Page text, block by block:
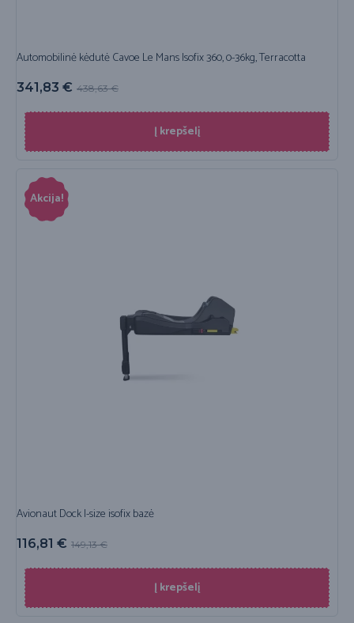
Automobilinė kėdutė Cavoe Le Mans Isofix 360, 0-36kg, Terracotta
438,63€
341,83 €
Į krepšelį
Akcija!
Avionaut Dock I-size isofix bazė
149,13€
116,81 €
Į krepšelį